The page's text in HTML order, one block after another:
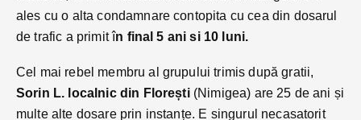
ales cu o alta condamnare contopita cu cea din dosarul
de trafic a primit în final 5 ani si 10 luni.
Cel mai rebel membru al grupului trimis după gratii,
Sorin L. localnic din Florești (Nimigea) are 25 de ani și
multe alte dosare prin instanțe. E singurul necasatorit